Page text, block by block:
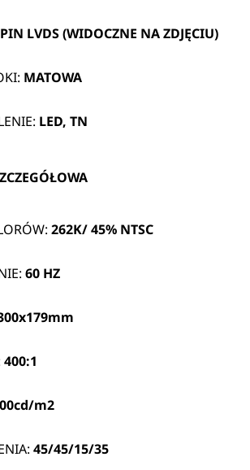
LVDS (WIDOCZNE NA ZDJĘCIU)
MATOWA
LED, TN
262K/45% NTSC
60 HZ
400:1
m2
45/45/15/35